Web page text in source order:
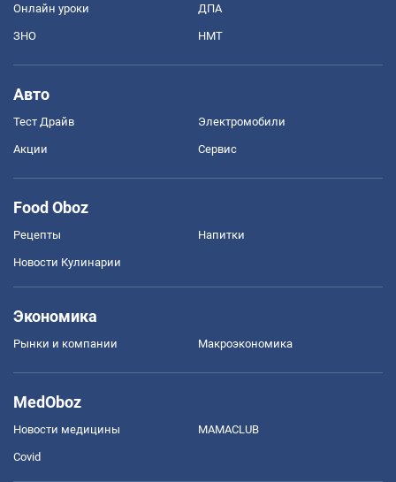
Онлайн уроки ДПА
ЗНО НМТ
Авто
Тест Драйв Электромобили
Акции Сервис
Food Oboz
Рецепты Напитки
Новости Кулинарии
Экономика
Рынки и компании Mакроэкономика
MedOboz
Новости медицины MAMACLUB
Covid